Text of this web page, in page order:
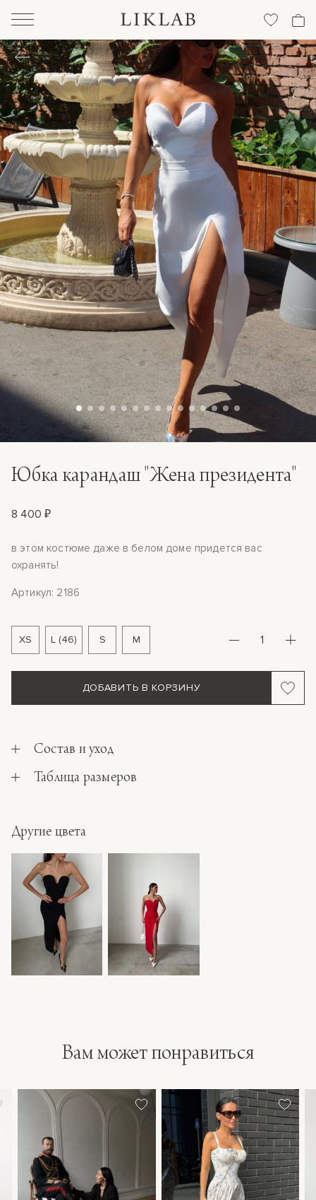
Юбка карандаш "Жена президента"
8 400 ₽
в этом костюме даже в белом доме придется вас
охранять!
Артикул: 2186
XS L (46) S M
ДОБАВИТЬ В КОРЗИНУ
Состав и уход
Таблица размеров
Другие цвета
Вам может понравиться